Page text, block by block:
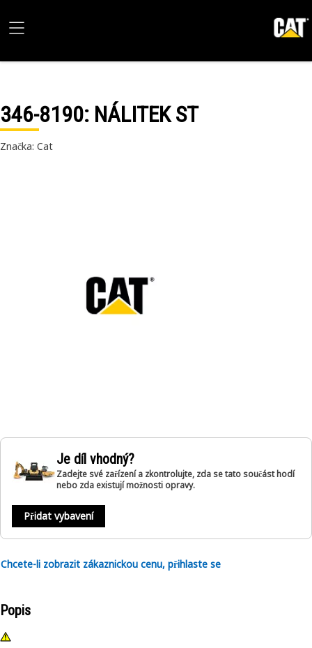
346-8190: NÁLITEK ST
Značka: Cat
Je díl vhodný?
Zadejte své zařízení a zkontrolujte, zda se tato součást hodí
nebo zda existují možnosti opravy.
Přidat vybavení
Chcete-li zobrazit zákaznickou cenu, přihlaste se
Popis